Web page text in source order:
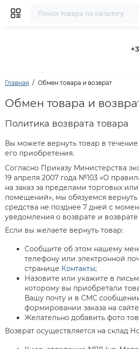
Главная Обмен товара и возврат
Обмен товара и
Политика возврата товара
Вы можете вернуть товар в
его приобретения.
Согласно Приказу Министерства
19 апреля 2007 года №103 «О
на заказ за пределами торговых
помещений», мы обязуемся
средства не позднее 7 дней с
уведомления о возврате и возврате
Если вы желаете вернуть товар:
Сообщите об этом нашему
телефону или электронной
странице Контакты;
Назовите или укажите в
которому вы приобретали
Вашу почту и в СМС
формировании заказа на
Желательно добавить фото
Возврат осуществляется на склад